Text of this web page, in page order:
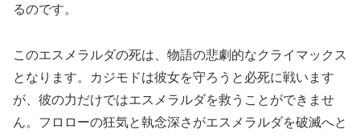
るのです。
このエスメラルダの死は、物語の悲劇的なクライマックス
となります。カジモドは彼女を守ろうと必死に戦います
が、彼の力だけではエスメラルダを救うことができませ
ん。フロローの狂気と執念深さがエスメラルダを破滅へと